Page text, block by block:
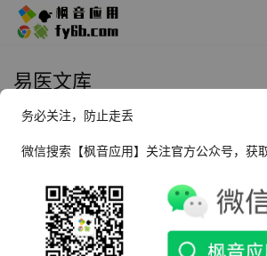
易医文库
2024年4月17日
务必关注，防止走丢
微信搜索【枫音应用】关注官方公众号，获